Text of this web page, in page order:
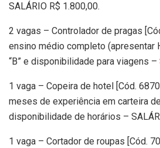
SALÁRIO R$ 1.800,00.
2 vagas – Controlador de pragas
ensino médio completo (apresentar
“B” e disponibilidade para viagens –
1 vaga – Copeira de hotel [Cód.
meses de experiência em carteira
disponibilidade de horários –
1 vaga – Cortador de roupas [Cód.